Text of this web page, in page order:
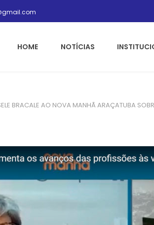
HOME NOTÍCIAS
BRACALE AO NOVA MANHÃ ARAÇATUBA